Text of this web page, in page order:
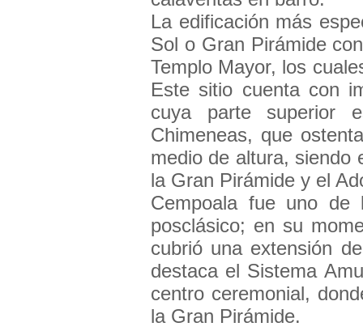
La edificación más
Sol o Gran Pirámide
Templo Mayor, los
Este sitio cuenta con
cuya parte superior
Chimeneas, que
medio de altura, siendo
la Gran Pirámide y el
Cempoala fue uno de
posclásico; en su
cubrió una extensión
destaca el Sistema
centro ceremonial,
la Gran Pirámide.